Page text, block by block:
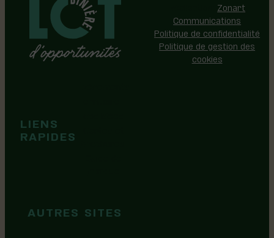
LIENS
RAPIDES
AUTRES SITES
Zonart
Communications
Politique de confidentialité
Politique de gestion des
cookies